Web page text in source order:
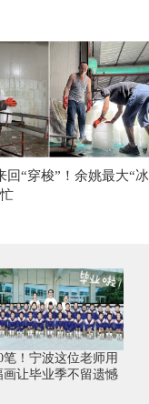
“穿梭”！余姚最大“冰
笔！宁波这位老师用
画让毕业季不留遗憾